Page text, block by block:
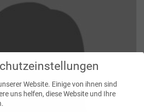
Website. Einige von ihnen sind
uns helfen, diese Website und Ihre